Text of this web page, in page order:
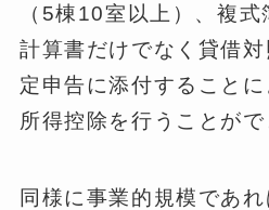
（5棟10室以上）、複
計算書だけでなく貸借
定申告に添付すること
所得控除を行うことがで
同様に事業的規模であ